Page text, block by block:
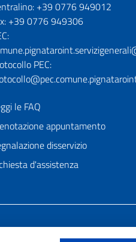
utili
+39 0776 949012
+39 0776 949306
PEC:
le FAQ
appuntamento
disservizio
d'assistenza